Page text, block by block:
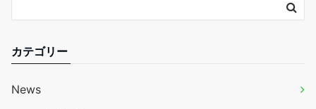
カテゴリー
News